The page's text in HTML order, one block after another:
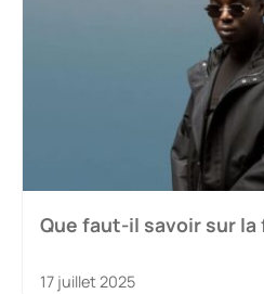
Que faut-il savoir sur
17 juillet 2025